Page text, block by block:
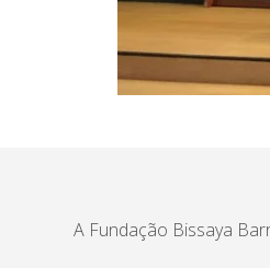
A Fundação Bissaya